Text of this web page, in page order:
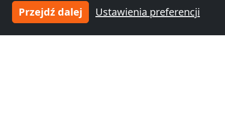
Noclegi pracownicze
Bolesławiec(57 km)
Noclegi pracownicze
Dzierżoniów(70 km)
Przejdź dalej Ustawienia preferencji